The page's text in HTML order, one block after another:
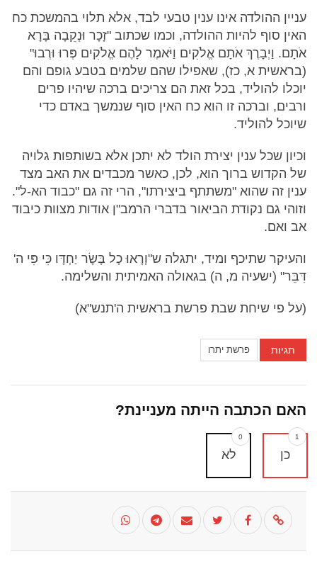
עניין ההולדה אינו ענין טבעי לבד, אלא תלוי בהמשכת כח
האין סוף להיות ההולדה, וכמו שכתוב "זָכָר וּנְקֵבָה בָּרָא
אֹתָם. וַיְבָרֶךְ אֹתָם אֱלֹקִים וַיֹּאמֶר לָהֶם אֱלֹקִים פְּרוּ וּרְבוּ"
(בראשית א, כז), שאפילו שהם שלמים בטבע גופם והם
יוכלו להוליד, בכל זאת הם צריכים ברכה שיהיו פרים
ורבים, וברכה זו הוא כח האין סוף שנמשך באדם כדי
שיוכל להוליד.
וכיון שכל ענין יצירת הולד לא יתכן אלא בשותפות גלויה
של הקדוש ברוך הוא, לכן, כאשר מכבדים את האב מצד
ענין זה שהוא "משתתף ביצירתו", הרי זה גם "כבוד הא-ל".
וזוהי גם נקודת הביאור בדברי הרמב"ן אודות מצוות כיבוד
אב ואם.
והעיקר שתיכף ומיד, יתגלה ש"וְרָאוּ כָל בָּשָׂר יַחְדָּו כִּי פִּי ה'
דִּבֵּר" (ישעיה מ, ה) בגאולה האמיתית והשלימה.
(על פי שיחת שבת פרשת בראשית ה'תנש"א)
תגיות פרשת יתרו
האם הכתבה הייתה מעניינת?
כן
1
לא
0